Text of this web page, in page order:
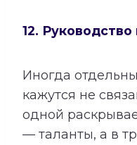
12.
Иногда
кажутся не
одной
— таланты, а в